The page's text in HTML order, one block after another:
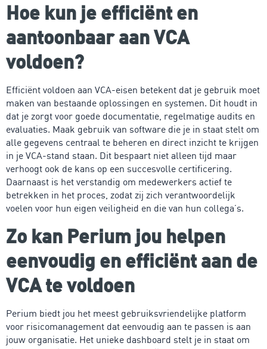
Hoe kun je efficiënt en
aantoonbaar aan VCA
voldoen?
Efficiënt voldoen aan VCA-eisen betekent dat je gebruik moet
maken van bestaande oplossingen en systemen. Dit houdt in
dat je zorgt voor goede documentatie, regelmatige audits en
evaluaties. Maak gebruik van software die je in staat stelt om
alle gegevens centraal te beheren en direct inzicht te krijgen
in je VCA-stand staan. Dit bespaart niet alleen tijd maar
verhoogt ook de kans op een succesvolle certificering.
Daarnaast is het verstandig om medewerkers actief te
betrekken in het proces, zodat zij zich verantwoordelijk
voelen voor hun eigen veiligheid en die van hun collega’s.
Zo kan Perium jou helpen
eenvoudig en efficiënt aan de
VCA te voldoen
Perium biedt jou het meest gebruiksvriendelijke platform
voor risicomanagement dat eenvoudig aan te passen is aan
jouw organisatie. Het unieke dashboard stelt je in staat om